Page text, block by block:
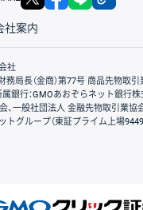
社案内
針
について
ー
社
局長（金商）第77号 商品先物取
属銀行：GMOあおぞらネット銀行
、一般社団法人 金融先物取引業協
グループ（東証プライム上場9449